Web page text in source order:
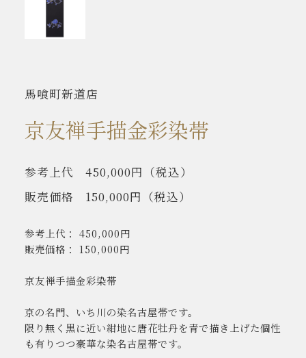
馬喰町新道店
京友禅手描金彩染帯
参考上代 450,000円 （税込）
販売価格
150,000円 （税込）
参考上代： 450,000円
販売価格： 150,000円
京友禅手描金彩染帯
京の名門、いち川の染名古屋帯です。
限り無く黒に近い紺地に唐花牡丹を青で描き上げた個性
も有りつつ豪華な染名古屋帯です。